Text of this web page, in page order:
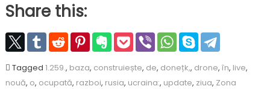
Share this:
Tagged 1.259., baza, construiește, de, donețk,, drone, în, live,
nouă, o, ocupată, razboi, rusia, ucraina:, update, ziua, Zona